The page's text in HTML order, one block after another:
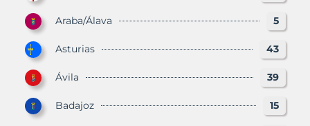
Araba/Álava 5
Asturias 43
Ávila 39
Badajoz 15